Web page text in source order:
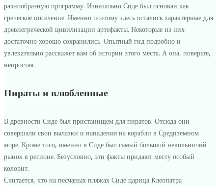
Сиде
—
турецкому
Нилу
—
орнаментам
Кулийе
разнообразную программу. Изначально Сиде был основан как
греческое поселение. Именно поэтому здесь остались характерные для
древнегреческой цивилизации артефакты. Некоторые из них
достаточно хорошо сохранились. Опытный гид подробно и
увлекательно расскажет вам об истории этого места. А она, поверьте,
непростая.
Пираты и влюбленные
В древности Сиде был пристанищем для пиратов. Отсюда они
совершали свои вылазки и нападения на корабли в Средиземном
море. Кроме того, именно в Сиде был самый большой невольничий
рынок в регионе. Безусловно, эти факты придают месту особый
колорит.
Считается, что на песчаных пляжах Сиде царица Клеопатра